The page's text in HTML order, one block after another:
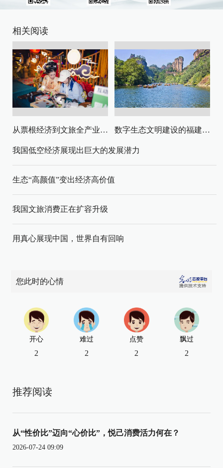
相关阅读
从票根经济到文旅全产业链升级 数字生态文明建设的福建路径与启示
我国低空经济展现出巨大的发展潜力
生态“高颜值”变出经济高价值
我国文旅消费正在扩容升级
用真心展现中国，世界自有回响
您此时的心情
开心
2
难过
2
点赞
2
飘过
2
推荐阅读
从“性价比”迈向“心价比”，悦己消费活力何在？
2026-07-24 09:09